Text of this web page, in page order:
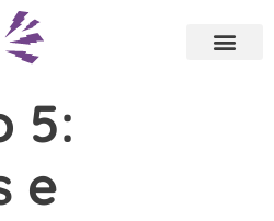
5:
e